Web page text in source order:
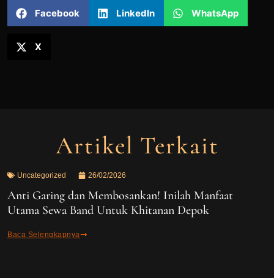
Facebook LinkedIn WhatsApp
X
Artikel Terkait
Uncategorized 26/02/2026
Anti Garing dan Membosankan! Inilah Manfaat
Utama Sewa Band Untuk Khitanan Depok
Baca Selengkapnya